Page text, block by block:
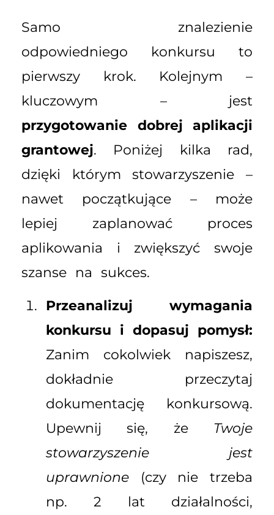
Samo znalezienie
odpowiedniego konkursu to
pierwszy krok. Kolejnym –
kluczowym – jest
przygotowanie dobrej aplikacji
grantowej. Poniżej kilka rad,
dzięki którym stowarzyszenie –
nawet początkujące – może
lepiej zaplanować proces
aplikowania i zwiększyć swoje
szanse na sukces.
Przeanalizuj wymagania
konkursu i dopasuj pomysł:
Zanim cokolwiek napiszesz,
dokładnie przeczytaj
dokumentację konkursową.
Upewnij się, że Twoje
stowarzyszenie jest
uprawnione (czy nie trzeba
np. 2 lat działalności,